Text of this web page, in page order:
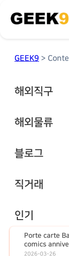
GEEK9 >
해외직구
해외물류
블로그
직거래
인기
Porte carte
comics
2026-03-26